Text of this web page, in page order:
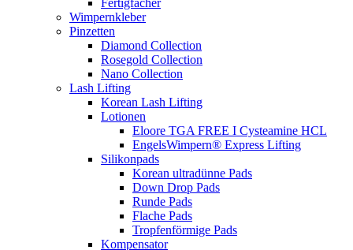
Fertigfächer
Wimpernkleber
Pinzetten
Diamond Collection
Rosegold Collection
Nano Collection
Lash Lifting
Korean Lash Lifting
Lotionen
Eloore TGA FREE I Cysteamine HCL
EngelsWimpern® Express Lifting
Silikonpads
Korean ultradünne Pads
Down Drop Pads
Runde Pads
Flache Pads
Tropfenförmige Pads
Kompensator